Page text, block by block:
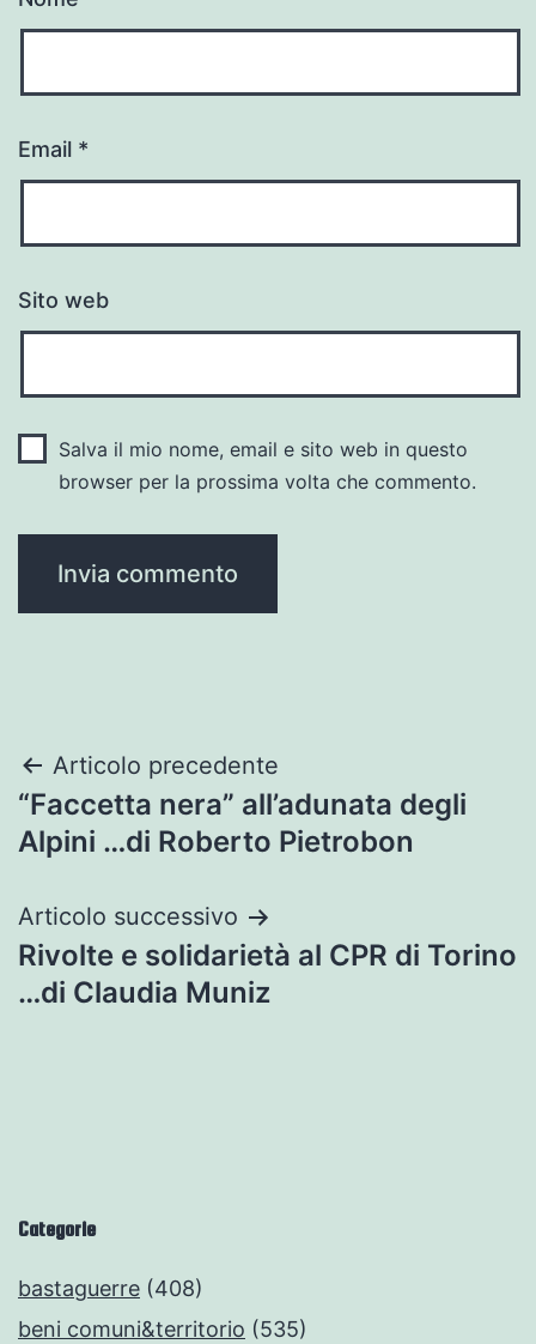
Email *
Sito web
Salva il mio nome, email e sito web in questo
browser per la prossima volta che commento.
Navigazione
articoli
Articolo precedente
“Faccetta nera” all’adunata degli
Alpini …di Roberto Pietrobon
Articolo successivo
Rivolte e solidarietà al CPR di Torino
…di Claudia Muniz
Categorie
bastaguerre (408)
beni comuni&territorio (535)